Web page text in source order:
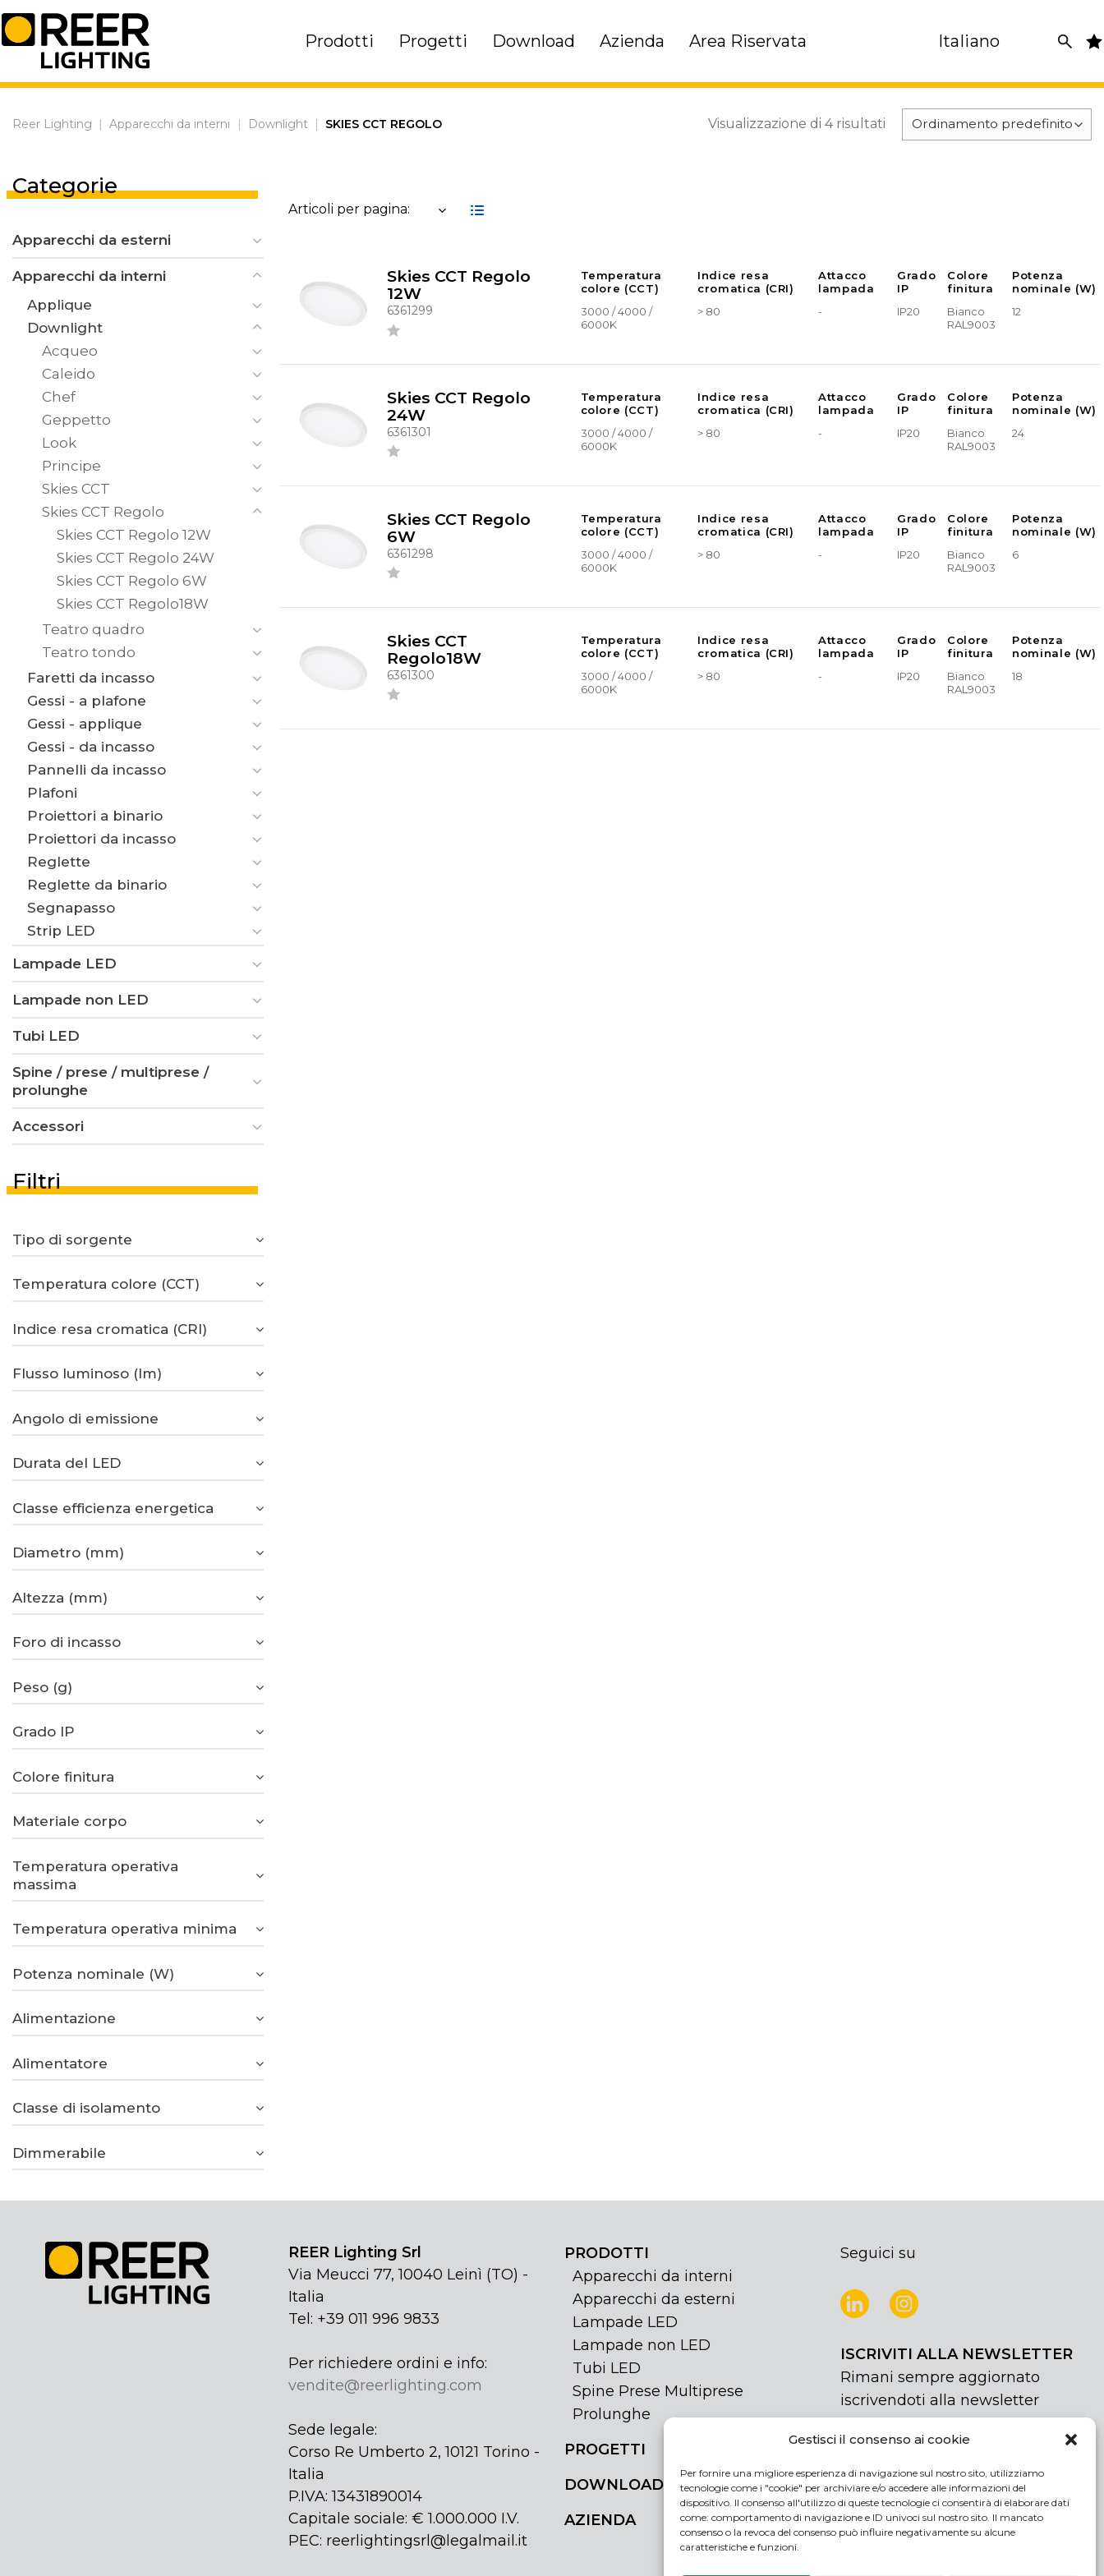
Gestisci il consenso ai cookie
Per fornire una migliore esperienza di navigazione sul nostro sito, utilizziamo
tecnologie come i "cookie" per archiviare e/o accedere alle informazioni del
dispositivo. Il consenso all'utilizzo di queste tecnologie ci consentirà di elaborare dati
come: comportamento di navigazione e ID univoci sul nostro sito. Il mancato
consenso o la revoca del consenso può influire negativamente su alcune
caratteristiche e funzioni.
Skip
to
content
Prodotti Progetti Download Azienda Area Riservata Italiano
Reer Lighting Apparecchi da interni Downlight SKIES CCT REGOLO Visualizzazione di 4 risultati
Categorie
Apparecchi da esterni
Apparecchi da interni
Applique
Downlight
Acqueo
Caleido
Chef
Geppetto
Look
Principe
Skies CCT
Skies CCT Regolo
Skies CCT Regolo 12W
Skies CCT Regolo 24W
Skies CCT Regolo 6W
Skies CCT Regolo18W
Teatro quadro
Teatro tondo
Faretti da incasso
Gessi - a plafone
Gessi - applique
Gessi - da incasso
Pannelli da incasso
Plafoni
Proiettori a binario
Proiettori da incasso
Reglette
Reglette da binario
Segnapasso
Strip LED
Lampade LED
Lampade non LED
Tubi LED
Spine / prese / multiprese /
prolunghe
Accessori
Filtri
Tipo di sorgente
Temperatura colore (CCT)
Indice resa cromatica (CRI)
Flusso luminoso (lm)
Angolo di emissione
Durata del LED
Classe efficienza energetica
Diametro (mm)
Altezza (mm)
Foro di incasso
Peso (g)
Grado IP
Colore finitura
Materiale corpo
Temperatura operativa
massima
Temperatura operativa minima
Potenza nominale (W)
Alimentazione
Alimentatore
Classe di isolamento
Dimmerabile
Articoli per pagina:
Skies CCT Regolo
12W
6361299
Temperatura
colore (CCT)
Indice resa
cromatica (CRI)
Attacco
lampada
Grado
IP
Colore
finitura
Potenza
nominale (W)
3000 / 4000 /
6000K
> 80 - IP20
Bianco
RAL9003
12
Skies CCT Regolo
24W
6361301
Temperatura
colore (CCT)
Indice resa
cromatica (CRI)
Attacco
lampada
Grado
IP
Colore
finitura
Potenza
nominale (W)
3000 / 4000 /
6000K
> 80 - IP20
Bianco
RAL9003
24
Skies CCT Regolo
6W
6361298
Temperatura
colore (CCT)
Indice resa
cromatica (CRI)
Attacco
lampada
Grado
IP
Colore
finitura
Potenza
nominale (W)
3000 / 4000 /
6000K
> 80 - IP20
Bianco
RAL9003
6
Skies CCT
Regolo18W
6361300
Temperatura
colore (CCT)
Indice resa
cromatica (CRI)
Attacco
lampada
Grado
IP
Colore
finitura
Potenza
nominale (W)
3000 / 4000 /
6000K
> 80 - IP20
Bianco
RAL9003
18
REER Lighting Srl
Via Meucci 77, 10040 Leinì (TO) -
Italia
Tel: +39 011 996 9833
Per richiedere ordini e info:
vendite@reerlighting.com
Sede legale:
Corso Re Umberto 2, 10121 Torino -
Italia
P.IVA: 13431890014
Capitale sociale: € 1.000.000 I.V.
PEC: reerlightingsrl@legalmail.it
PRODOTTI
Apparecchi da interni
Apparecchi da esterni
Lampade LED
Lampade non LED
Tubi LED
Spine Prese Multiprese
Prolunghe
PROGETTI
DOWNLOAD
AZIENDA
Seguici su
ISCRIVITI ALLA NEWSLETTER
Rimani sempre aggiornato
iscrivendoti alla newsletter
NEWSLETTER
Acconsento al trattamento dei miei
dati personali
If
are
human,
leave